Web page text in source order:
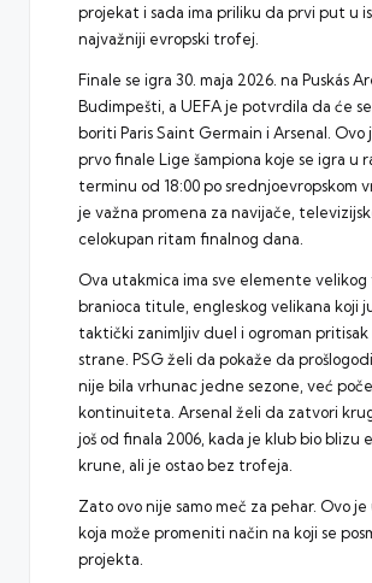
projekat i sada ima priliku da prvi put u
najvažniji evropski trofej.
Finale se igra 30. maja 2026. na Puskás
Budimpešti, a UEFAje potvrdila da će
boriti Paris Saint Germain i Arsenal. Ovo
prvo finale Lige šampiona koje se igra u
terminu od 18:00 po srednjoevropskom
je važna promena za navijače,
celokupan ritam finalnog dana.
Ova utakmica ima sve elemente velikog
branioca titule, engleskog velikana koji
taktički zanimljiv duel i ogroman pritisak
strane. PSG želi da pokaže da
nije bila vrhunac jedne sezone, već
kontinuiteta. Arsenal želi da zatvori
još od finala 2006, kada je klub bio blizu
krune, ali je ostao bez trofeja.
Zato ovo nije samo meč za pehar. Ovo
koja može promeniti način na koji se
projekta.